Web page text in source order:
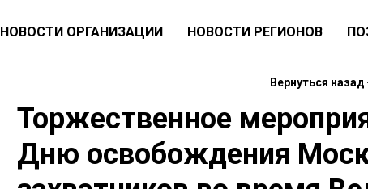
НОВОСТИ ОРГАНИЗАЦИИ НОВОСТИ РЕГИОНОВ
Вернуться назад
Торжественное
Дню освобождения